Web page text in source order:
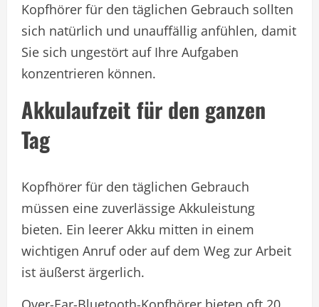
Kopfhörer für den täglichen Gebrauch sollten
sich natürlich und unauffällig anfühlen, damit
Sie sich ungestört auf Ihre Aufgaben
konzentrieren können.
Akkulaufzeit für den ganzen
Tag
Kopfhörer für den täglichen Gebrauch
müssen eine zuverlässige Akkuleistung
bieten. Ein leerer Akku mitten in einem
wichtigen Anruf oder auf dem Weg zur Arbeit
ist äußerst ärgerlich.